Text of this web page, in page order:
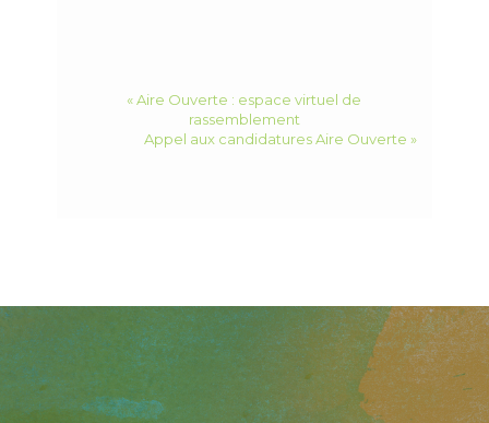
« Aire Ouverte : espace virtuel de
rassemblement
Appel aux candidatures Aire Ouverte »